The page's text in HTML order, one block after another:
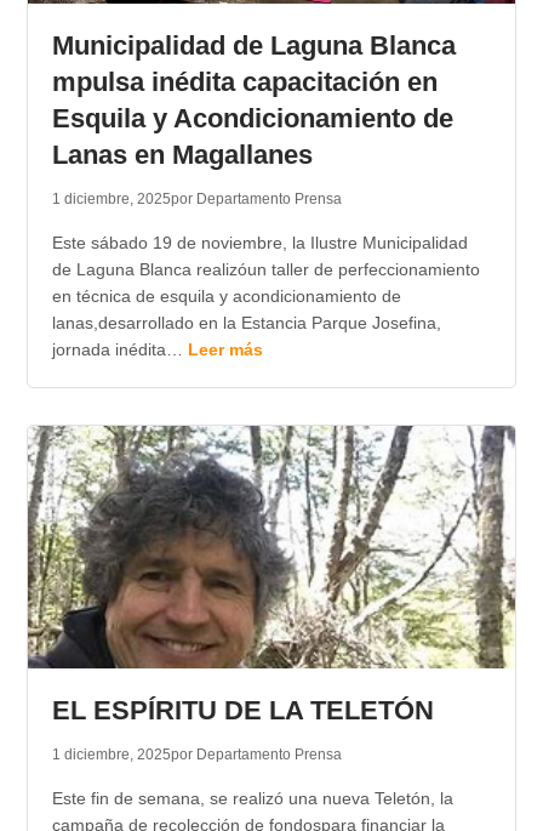
Municipalidad de Laguna Blanca
mpulsa inédita capacitación en
Esquila y Acondicionamiento de
Lanas en Magallanes
1 diciembre, 2025por Departamento Prensa
Este sábado 19 de noviembre, la Ilustre Municipalidad
de Laguna Blanca realizóun taller de perfeccionamiento
en técnica de esquila y acondicionamiento de
lanas,desarrollado en la Estancia Parque Josefina,
jornada inédita… Leer más
EL ESPÍRITU DE LA TELETÓN
1 diciembre, 2025por Departamento Prensa
Este fin de semana, se realizó una nueva Teletón, la
campaña de recolección de fondospara financiar la